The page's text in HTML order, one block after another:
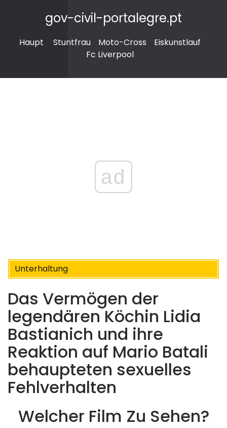
gov-civil-portalegre.pt
Haupt Stuntfrau Moto-Cross
Eiskunstlauf
Fc Liverpool
ad
Unterhaltung
Das Vermögen der
legendären Köchin Lidia
Bastianich und ihre
Reaktion auf Mario Batali
behaupteten sexuelles
Fehlverhalten
Welcher Film Zu Sehen?